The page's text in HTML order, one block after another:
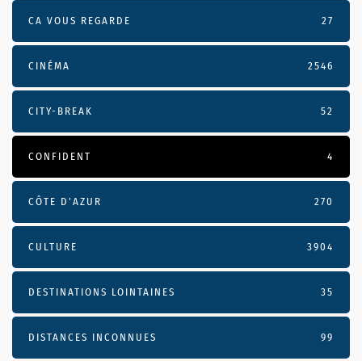
CA VOUS REGARDE 27
CINÉMA 2546
CITY-BREAK 52
CONFIDENT 4
CÔTE D’AZUR 270
CULTURE 3904
DESTINATIONS LOINTAINES 35
DISTANCES INCONNUES 99